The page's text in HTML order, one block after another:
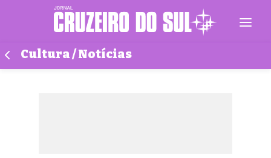
Cultura / Notícias